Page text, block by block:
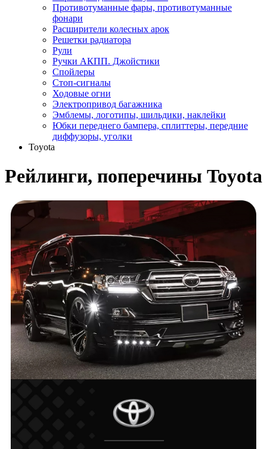
Противотуманные фары, противотуманные
фонари
Расширители колесных арок
Решетки радиатора
Рули
Ручки АКПП. Джойстики
Спойлеры
Стоп-сигналы
Ходовые огни
Электропривод багажника
Эмблемы, логотипы, шильдики, наклейки
Юбки переднего бампера, сплиттеры, передние
диффузоры, уголки
Toyota
Рейлинги, поперечины Toyota